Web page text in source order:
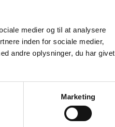
medier og til at analysere
inden for sociale medier,
andre oplysninger, du har givet
Marketing
Sejlklubvej 1B
2450 København SV